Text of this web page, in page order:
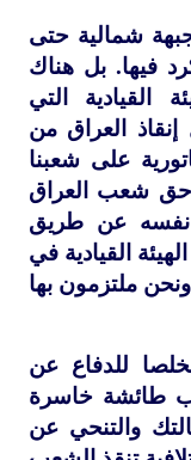
شمالية حتى
فيها. بل هناك
القيادية التي
العراق من
على شعبنا
شعب العراق
نفسه عن طريق
القيادية في
ملتزمون بها
للدفاع عن
طائشة خاسرة
والتنحي عن